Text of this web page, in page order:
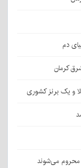
دم
کرمان
و یک برنز کشوری
محروم می‌شوند